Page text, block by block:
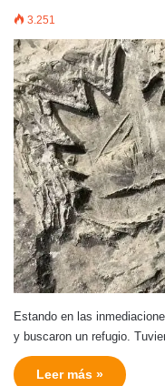
3.251
Estando en las
y buscaron un refugio.
Leer más »